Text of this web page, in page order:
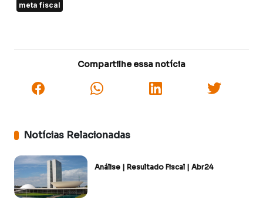
meta fiscal
Compartilhe essa notícia
Notícias Relacionadas
Análise | Resultado Fiscal | Abr24